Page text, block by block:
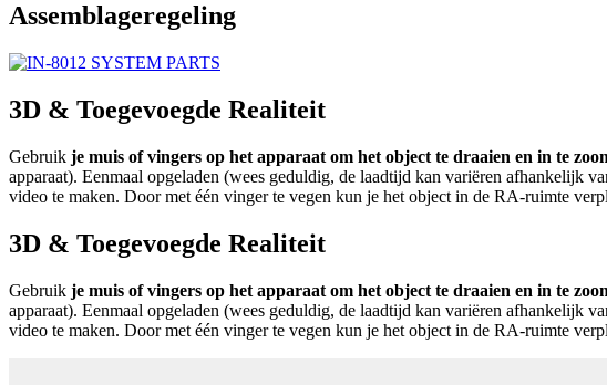
Assemblageregeling
3D & Toegevoegde Realiteit
Gebruik je muis of vingers op het apparaat om het object te draaien en in te
apparaat). Eenmaal opgeladen (wees geduldig, de laadtijd kan variëren afhankelijk
video te maken. Door met één vinger te vegen kun je het object in de RA-ruimte
3D & Toegevoegde Realiteit
Gebruik je muis of vingers op het apparaat om het object te draaien en in te
apparaat). Eenmaal opgeladen (wees geduldig, de laadtijd kan variëren afhankelijk
video te maken. Door met één vinger te vegen kun je het object in de RA-ruimte